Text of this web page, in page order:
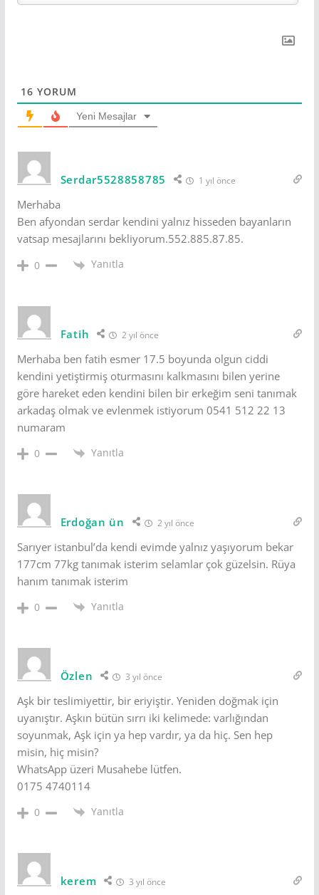
16 YORUM
Yeni Mesajlar
Serdar5528858785 1 yıl önce
Merhaba
Ben afyondan serdar kendini yalnız hisseden bayanların
vatsap mesajlarını bekliyorum.552.885.87.85.
0 Yanıtla
Fatih 2 yıl önce
Merhaba ben fatih esmer 17.5 boyunda olgun ciddi
kendini yetiştirmiş oturmasını kalkmasını bilen yerine
göre hareket eden kendini bilen bir erkeğim seni tanımak
arkadaş olmak ve evlenmek istiyorum 0541 512 22 13
numaram
0 Yanıtla
Erdoğan ün 2 yıl önce
Sarıyer istanbul’da kendi evimde yalnız yaşıyorum bekar
177cm 77kg tanımak isterim selamlar çok güzelsin. Rüya
hanım tanımak isterim
0 Yanıtla
Özlen 3 yıl önce
Aşk bir teslimiyettir, bir eriyiştir. Yeniden doğmak için
uyanıştır. Aşkın bütün sırrı iki kelimede: varlığından
soyunmak, Aşk için ya hep vardır, ya da hiç. Sen hep
misin, hiç misin?
WhatsApp üzeri Musahebe lütfen.
0175 4740114
0 Yanıtla
kerem 3 yıl önce